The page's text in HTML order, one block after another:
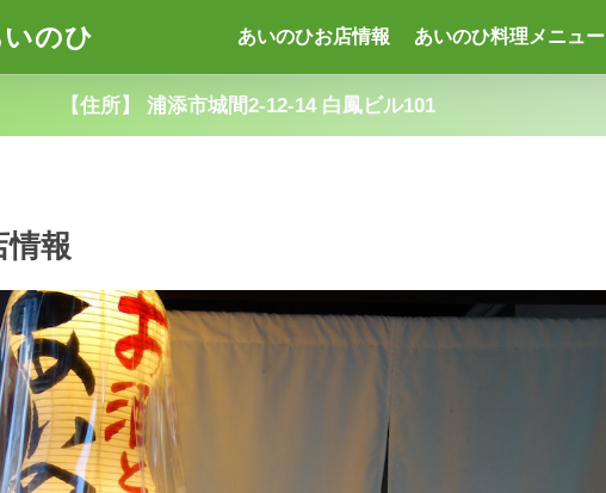
のひ あいのひお店情報 あいのひ料理メニュー
【住所】 浦添市城間2-12-14 白鳳ビル101
報